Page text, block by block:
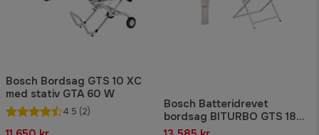
Bosch Bordsag GTS 10 XC
med stativ GTA 60 W
4.5 (2)
Bosch Batteridrevet
bordsag BITURBO GTS 18V-
216 Professional Solo i